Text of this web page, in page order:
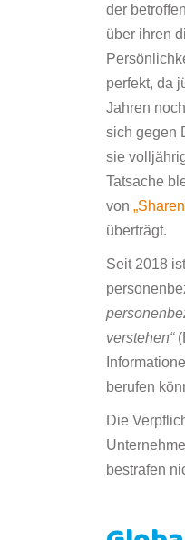
der
über ihren
perfekt, da
Jahren
sich gegen
sie
Tatsache
von
überträgt.
Seit 2018
verstehen“
berufen
Die
bestrafen